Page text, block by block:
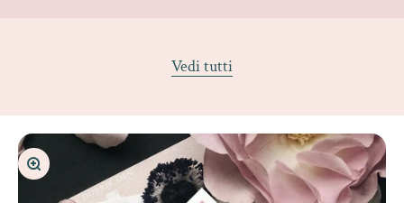
Vedi tutti
Ingrandisci immagine